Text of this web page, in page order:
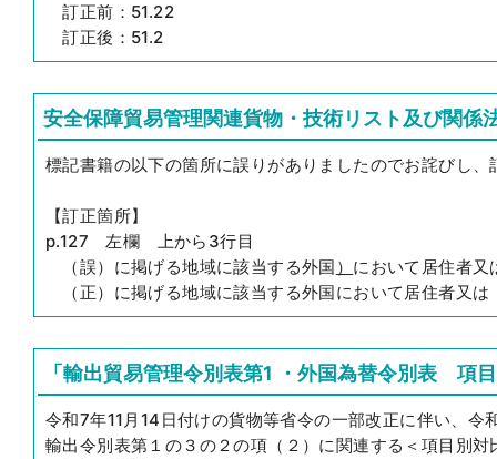
訂正前：51.22
訂正後：51.2
安全保障貿易管理関連貨物・技術リスト及び関
標記書籍の以下の箇所に誤りがありましたのでお詫びし、
【訂正箇所】
p.127 左欄 上から3行目
（誤）に掲げる地域に該当する外国 ） において居住者又
（正）に掲げる地域に該当する外国において居住者又は
「輸出貿易管理令別表第1 ・外国為替令別表
令和7年11月14日付けの貨物等省令の一部改正に伴い、令
輸出令別表第１の３の２の項（２）に関連する＜項目別